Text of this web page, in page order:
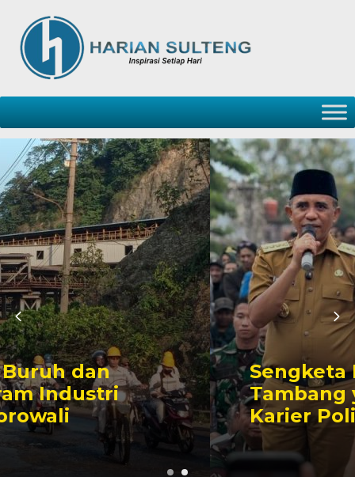
Sengketa Perizinan
Tambang yang Mengiringi
Karier Politik Anwar Hafid